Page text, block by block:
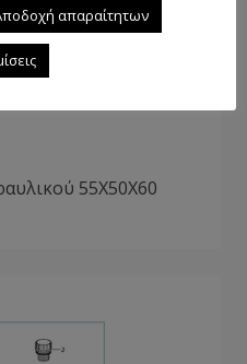
55Χ50Χ60
απαραίτητων